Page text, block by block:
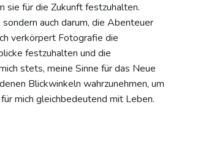
sie für die Zukunft festzuhalten.
auch darum, die Abenteuer
verkörpert Fotografie die
festzuhalten und die
stets, meine Sinne für das Neue
Blickwinkeln wahrzunehmen, um
mich gleichbedeutend mit Leben.